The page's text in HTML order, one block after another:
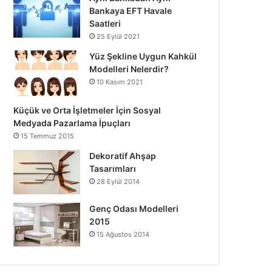
Bankaya EFT Havale
Saatleri
25 Eylül 2021
Yüz Şekline Uygun Kahkül
Modelleri Nelerdir?
10 Kasım 2021
Küçük ve Orta İşletmeler İçin Sosyal
Medyada Pazarlama İpuçları
15 Temmuz 2015
Dekoratif Ahşap
Tasarımları
28 Eylül 2014
Genç Odası Modelleri
2015
15 Ağustos 2014